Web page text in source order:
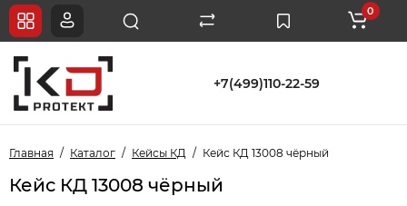
+7(499)110-22-59
0
Главная Каталог Кейсы КД Кейс КД 13008 чёрный
Кейс КД 13008 чёрный